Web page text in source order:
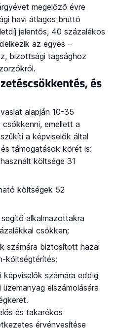
megelőző évre
havi átlagos bruttó
jelentős, 40 százalékos
az egyes –
bizottsági tagsághoz
és
alapján 10-35
emellett a
a képviselők által
támogatások körét is:
költsége 31
költségek 52
alkalmazottakra
csökken;
számára biztosított hazai
költségtérítés;
képviselők számára eddig
elszámolására
és takarékos
érvényesítése